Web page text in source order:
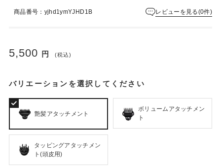
商品番号：yjhd1ymYJHD1B レビューを見る(0件)
5,500 円 (税込)
バリエーションを選択してください
艶髪アタッチメント
ボリュームアタッチメン
ト
タッピングアタッチメン
ト(頭皮用)